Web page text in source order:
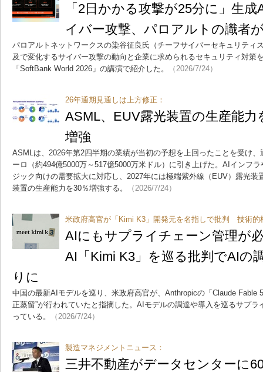
「2日かかる攻撃が25分に」生成
イバー攻撃、パロアルトの識者
パロアルトネットワークスの染谷征良氏（チーフサイバーセキュリティ
及で変化するサイバー攻撃の動向と企業に求められるセキュリティ対策
「SoftBank World 2026」の講演で紹介した。
（2026/7/24）
26年通期見通しは上方修正：
ASML、EUV露光装置の生産能力
増強
ASMLは、2026年第2四半期の業績が当初の予想を上回ったことを受け
ーロ（約494億5000万～517億5000万米ドル）に引き上げた。AIインフ
ジック向けの需要拡大に対応し、2027年には極端紫外線（EUV）露光装
装置の生産能力を30％増強する。
（2026/7/24）
米政府高官が「Kimi K3」開発元を名指しで批判 技術的
AIにもサプライチェーン管理が
AI「Kimi K3」を巡る批判でAIの
りに
中国の最新AIモデルを巡り、米政府高官が、Anthropicの「Claude Fable
正蒸留”が行われていたと指摘した。AIモデルの調達や導入を巡るサプ
っている。
（2026/7/24）
製造マネジメントニュース：
三井不動産がデータセンターに